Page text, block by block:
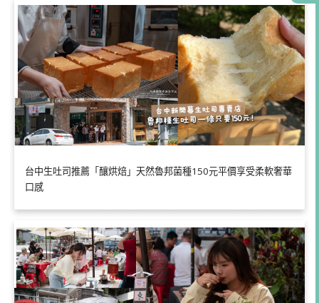
台中生吐司推薦「釀烘焙」天然魯邦菌種150元平價享受柔軟奢華
口感